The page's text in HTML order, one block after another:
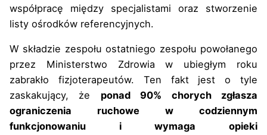
współpracę między specjalistami oraz stworzenie
listy ośrodków referencyjnych.
W składzie zespołu ostatniego zespołu powołanego
przez Ministerstwo Zdrowia w ubiegłym roku
zabrakło fizjoterapeutów. Ten fakt jest o tyle
zaskakujący, że ponad 90% chorych zgłasza
ograniczenia ruchowe w codziennym
funkcjonowaniu i wymaga opieki